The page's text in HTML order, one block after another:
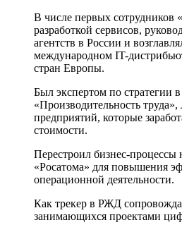
В числе первых сотрудников
разработкой сервисов,
агентств в России и
международном IT-
стран Европы.
Был экспертом по стратегии
«Производительность
предприятий, которые
стоимости.
Перестроил бизнес-процессы
«Росатома» для повышения
операционной деятельности.
Как трекер в РЖД
занимающихся проектами